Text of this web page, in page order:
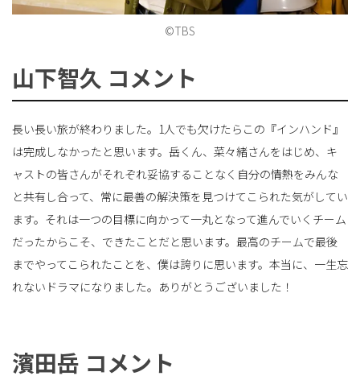
©TBS
山下智久 コメント
長い長い旅が終わりました。1人でも欠けたらこの『インハンド』
は完成しなかったと思います。岳くん、菜々緒さんをはじめ、キ
ャストの皆さんがそれぞれ妥協することなく自分の情熱をみんな
と共有し合って、常に最善の解決策を見つけてこられた気がしてい
ます。それは一つの目標に向かって一丸となって進んでいくチーム
だったからこそ、できたことだと思います。最高のチームで最後
までやってこられたことを、僕は誇りに思います。本当に、一生忘
れないドラマになりました。ありがとうございました！
濱田岳 コメント